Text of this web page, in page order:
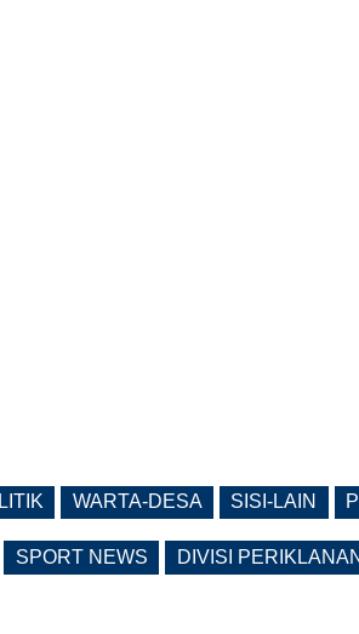
WARTA-DESA SISI-LAIN
SPORT NEWS DIVISI